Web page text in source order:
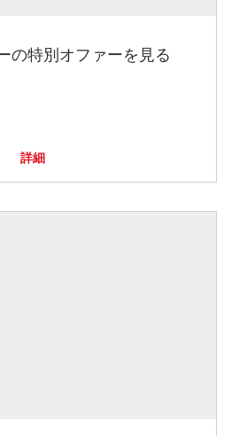
の特別オファーを見る
詳細